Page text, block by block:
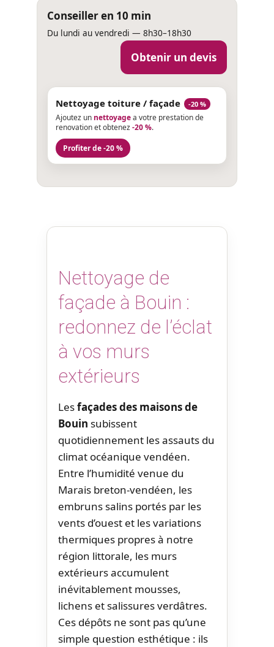
Conseiller en 10 min
Du lundi au vendredi — 8h30–18h30
Obtenir un devis
Nettoyage toiture / façade -20 %
Ajoutez un nettoyagea votre prestation de
renovation et obtenez-20 %.
Profiter de -20 %
Nettoyage de
façade à Bouin :
redonnez de l’éclat
à vos murs
extérieurs
Lesfaçades des maisons de
Bouin subissent
quotidiennement les assauts du
climat océanique vendéen.
Entre l’humidité venue du
Marais breton-vendéen, les
embruns salins portés par les
vents d’ouest et les variations
thermiques propres à notre
région littorale, les murs
extérieurs accumulent
inévitablement mousses,
lichens et salissures verdâtres.
Ces dépôts ne sont pas qu’une
simple question esthétique : ils